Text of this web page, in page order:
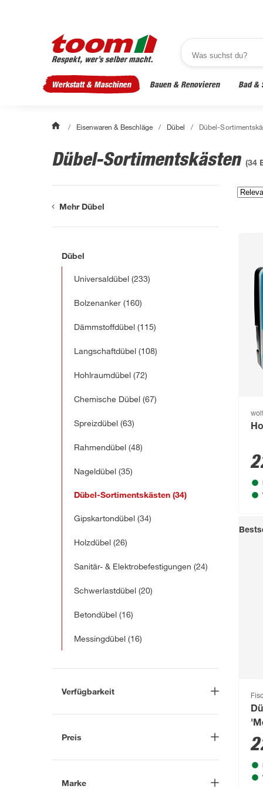
Werkstatt & Maschinen Bauen & Renovieren Bad &
/ Eisenwaren & Beschläge / Dübel / Dübel-
Dübel-Sortimentskästen (34
Mehr Dübel
Dübel
Universaldübel (233)
Bolzenanker (160)
Dämmstoffdübel (115)
Langschaftdübel (108)
Hohlraumdübel (72)
Chemische Dübel (67)
Spreizdübel (63)
Rahmendübel (48)
Nageldübel (35)
Dübel-Sortimentskästen (34)
Gipskartondübel (34)
Holzdübel (26)
Sanitär- & Elektrobefestigungen (24)
Schwerlastdübel (20)
Betondübel (16)
Messingdübel (16)
Verfügbarkeit
Lieferung nach Hause (18)
bestellbar (12)
Preis
Marke